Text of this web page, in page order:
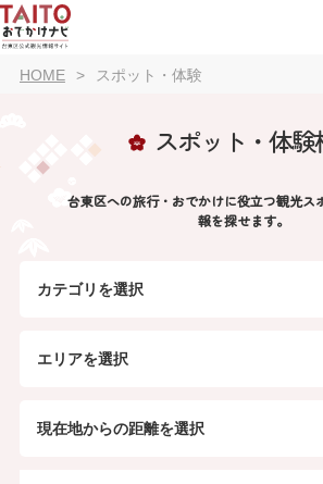
HOME スポット・体験
スポット・体験
台東区への旅行・おでかけに役立つ観光ス
報を探せます。
カテゴリを選択
エリアを選択
現在地からの距離を選択